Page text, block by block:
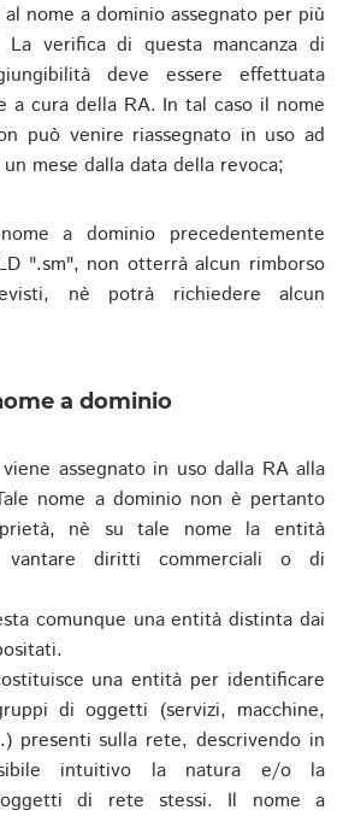
nome a dominio assegnato per più
verifica di questa mancanza di
deve essere effettuata
a cura della RA. In tal caso il nome
può venire riassegnato in uso ad
mese dalla data della revoca;
a dominio precedentemente
".sm", non otterrà alcun rimborso
nè potrà richiedere alcun
a dominio
assegnato in uso dalla RA alla
nome a dominio non è pertanto
nè su tale nome la entità
vantare diritti commerciali o di
comunque una entità distinta dai
una entità per identificare
di oggetti (servizi, macchine,
presenti sulla rete, descrivendo in
intuitivo la natura e/o la
oggetti di rete stessi. Il nome a